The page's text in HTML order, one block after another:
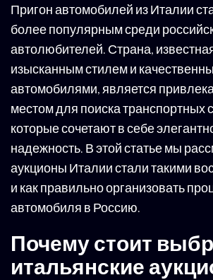
Пригон автомобилей из Италии
более популярным среди
автолюбителей. Страна,
изысканным стилем и
автомобилями, является
местом для поиска транспортных
которые сочетают в себе
надежность. В этой статье мы
аукционы Италии стали такими
и как правильно организовать
автомобиля в Россию.
Почему стоит
итальянские